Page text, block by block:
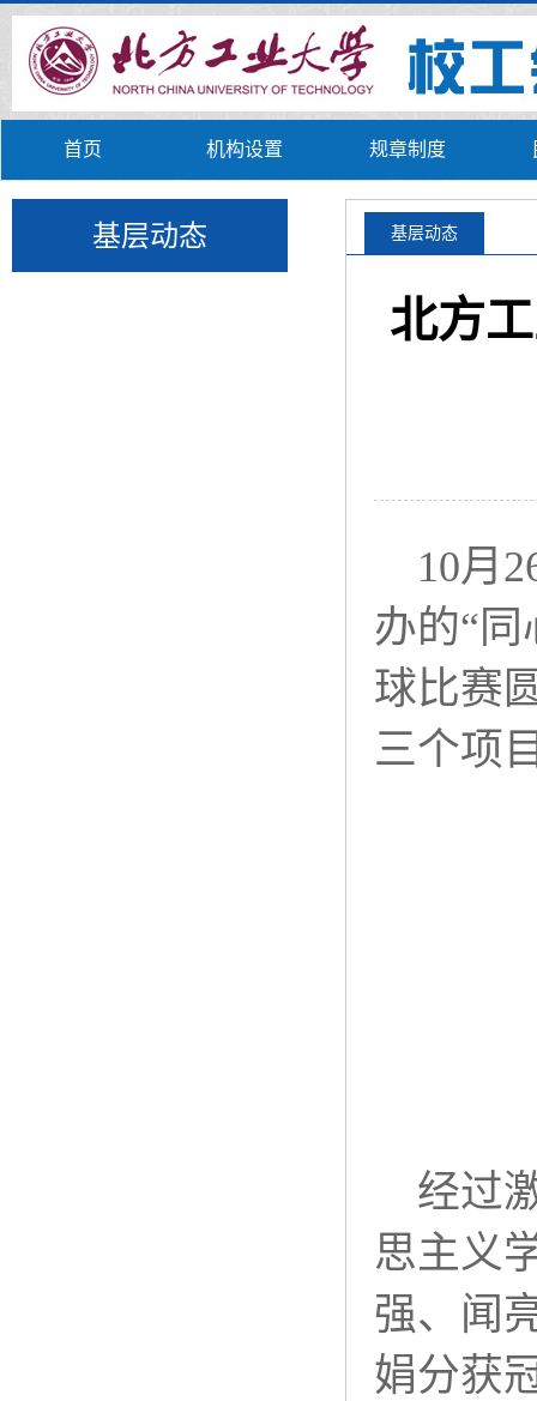
首页 机构设置 规章制度
基层动态 基层动态
北方
10月
办的“
球比赛
三个项
经过
思主义
强、闻
娟分获